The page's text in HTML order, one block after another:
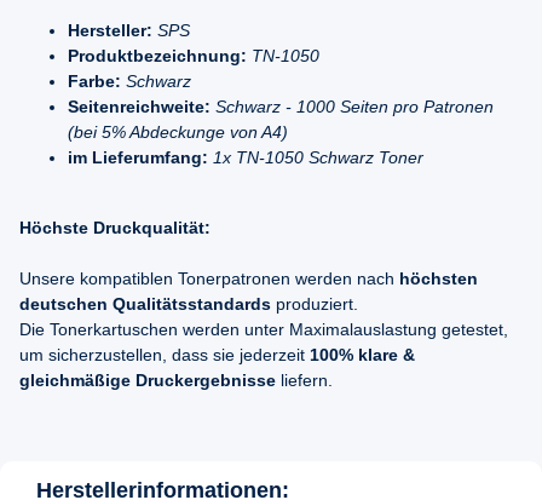
Hersteller: SPS
Produktbezeichnung: TN-1050
Farbe: Schwarz
Seitenreichweite: Schwarz - 1000 Seiten pro Patronen
(bei 5% Abdeckunge von A4)
im Lieferumfang: 1x TN-1050 Schwarz Toner
Höchste Druckqualität:
Unsere kompatiblen Tonerpatronen werden nach höchsten
deutschen Qualitätsstandards produziert.
Die Tonerkartuschen werden unter Maximalauslastung getestet,
um sicherzustellen, dass sie jederzeit 100% klare &
gleichmäßige Druckergebnisse liefern.
Herstellerinformationen: